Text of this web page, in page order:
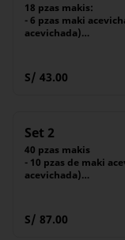
18 pzas makis:
- 6 pzas maki
acevichada)
S/ 43.00
Set 2
40 pzas makis
- 10 pzas de maki
acevichada)
- 10 pzas de maki
S/ 87.00